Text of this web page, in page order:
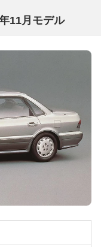
11月モデル